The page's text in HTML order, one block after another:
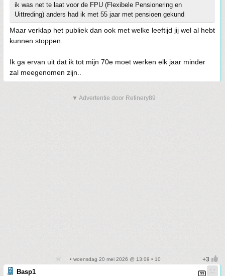
ik was net te laat voor de FPU (Flexibele Pensionering en
Uittreding) anders had ik met 55 jaar met pensioen gekund
Maar verklap het publiek dan ook met welke leeftijd jij wel al hebt
kunnen stoppen.
Ik ga ervan uit dat ik tot mijn 70e moet werken elk jaar minder
zal meegenomen zijn..
▼ Advertentie door Refinery89
• woensdag 20 mei 2026 @ 13:09 • 10
Basp1